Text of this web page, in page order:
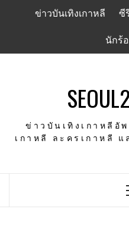
ข่าวบันเทิงเกาหลี ซี
นักร้
ข่าวบันเทิงเกาหลีอั
เกาหลี ละครเกาหลี